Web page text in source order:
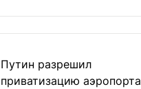
Путин разрешил
приватизацию аэропорта